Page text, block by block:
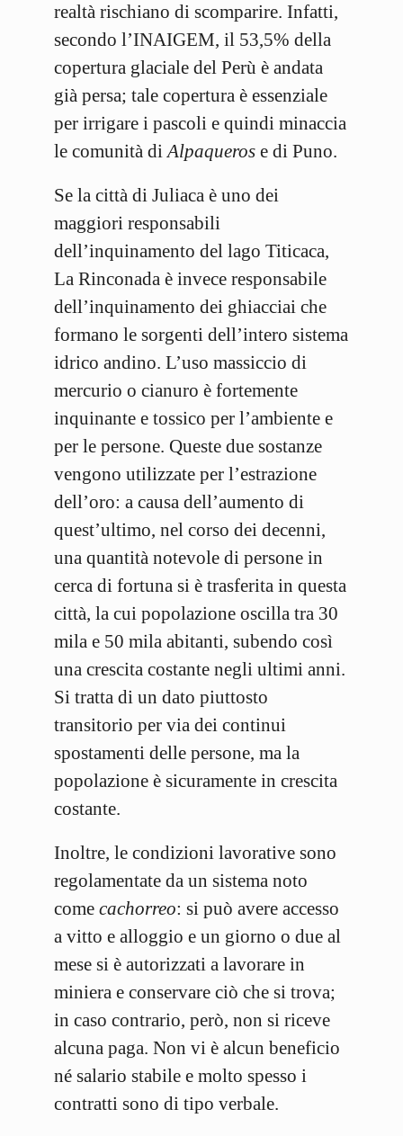
realtà rischiano di scomparire. Infatti,
secondo l’INAIGEM, il 53,5% della
copertura glaciale del Perù è andata
già persa; tale copertura è essenziale
per irrigare i pascoli e quindi minaccia
le comunità diAlpaqueros e di Puno.
Se la città di Juliaca è uno dei
maggiori responsabili
dell’inquinamento del lago Titicaca,
La Rinconada è invece responsabile
dell’inquinamento dei ghiacciai che
formano le sorgenti dell’intero sistema
idrico andino. L’uso massiccio di
mercurio o cianuro è fortemente
inquinante e tossico per l’ambiente e
per le persone. Queste due sostanze
vengono utilizzate per l’estrazione
dell’oro: a causa dell’aumento di
quest’ultimo, nel corso dei decenni,
una quantità notevole di persone in
cerca di fortuna si è trasferita in questa
città, la cui popolazione oscilla tra 30
mila e 50 mila abitanti, subendo così
una crescita costante negli ultimi anni.
Si tratta di un dato piuttosto
transitorio per via dei continui
spostamenti delle persone, ma la
popolazione è sicuramente in crescita
costante.
Inoltre, le condizioni lavorative sono
regolamentate da un sistema noto
come cachorreo: si può avere accesso
a vitto e alloggio e un giorno o due al
mese si è autorizzati a lavorare in
miniera e conservare ciò che si trova;
in caso contrario, però, non si riceve
alcuna paga. Non vi è alcun beneficio
né salario stabile e molto spesso i
contratti sono di tipo verbale.